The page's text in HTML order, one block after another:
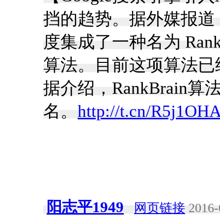
挡的趋势。据外媒报
度集成了一种名为
算法。目前这项算法
据介绍，RankBrain算
名。 http://t.cn/
阳志平1949 网页链接